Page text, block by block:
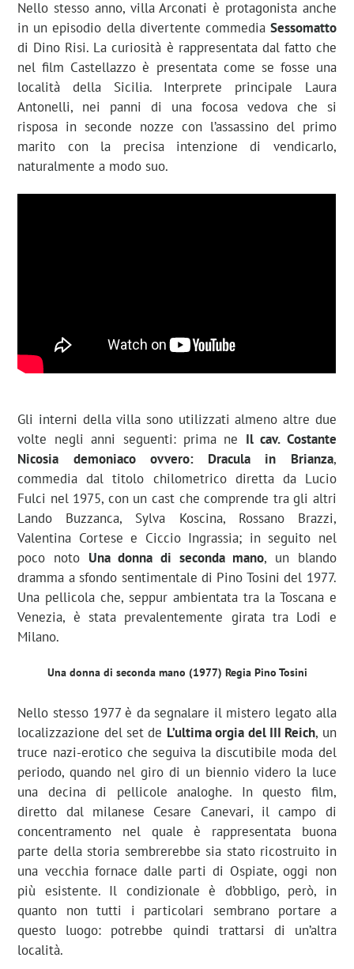
Nello stesso anno, villa Arconati è protagonista anche
in un episodio della divertente commedia Sessomatto
di Dino Risi. La curiosità è rappresentata dal fatto che
nel film Castellazzo è presentata come se fosse una
località della Sicilia. Interprete principale Laura
Antonelli, nei panni di una focosa vedova che si
risposa in seconde nozze con l’assassino del primo
marito con la precisa intenzione di vendicarlo,
naturalmente a modo suo.
Gli interni della villa sono utilizzati almeno altre due
volte negli anni seguenti: prima ne Il cav. Costante
Nicosia demoniaco ovvero: Dracula in Brianza,
commedia dal titolo chilometrico diretta da Lucio
Fulci nel 1975, con un cast che comprende tra gli altri
Lando Buzzanca, Sylva Koscina, Rossano Brazzi,
Valentina Cortese e Ciccio Ingrassia; in seguito nel
poco noto Una donna di seconda mano, un blando
dramma a sfondo sentimentale di Pino Tosini del 1977.
Una pellicola che, seppur ambientata tra la Toscana e
Venezia, è stata prevalentemente girata tra Lodi e
Milano.
Una donna di seconda mano (1977) Regia Pino Tosini
Nello stesso 1977 è da segnalare il mistero legato alla
localizzazione del set de L’ultima orgia del III Reich, un
truce nazi-erotico che seguiva la discutibile moda del
periodo, quando nel giro di un biennio videro la luce
una decina di pellicole analoghe. In questo film,
diretto dal milanese Cesare Canevari, il campo di
concentramento nel quale è rappresentata buona
parte della storia sembrerebbe sia stato ricostruito in
una vecchia fornace dalle parti di Ospiate, oggi non
più esistente. Il condizionale è d’obbligo, però, in
quanto non tutti i particolari sembrano portare a
questo luogo: potrebbe quindi trattarsi di un’altra
località.